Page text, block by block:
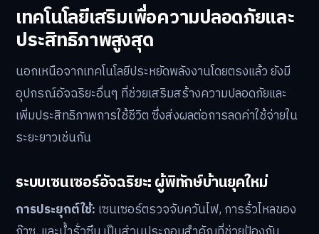
เทคโนโลยีเสริมเพื่อความปลอดภัยและ
ประสิทธิภาพสูงสุด
นอกเหนือจากเทคโนโลยีประหยัดพลังงานโดยตรงแล้ว ยังมี
อุปกรณ์อัจฉริยะอื่นๆ ที่ช่วยเสริมสร้างความปลอดภัยและ
เพิ่มประสิทธิภาพการใช้ชีวิต ซึ่งส่งผลต่อการลดค่าใช้จ่ายใน
ระยะยาวเช่นกัน
ระบบเซนเซอร์อัจฉริยะ: ผู้พิทักษ์บ้านยุคใหม่
การประยุกต์ใช้: เซนเซอร์ตรวจจับควันไฟ, การรั่วไหลของ